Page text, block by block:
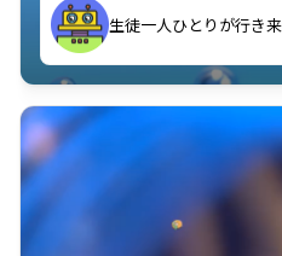
生徒一人ひとりが行き
教室中の児童生徒が「
ことが楽しい」を実感し